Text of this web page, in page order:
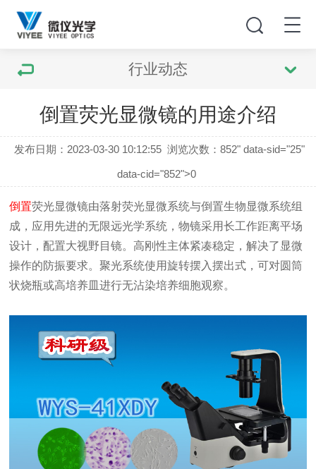
行业动态
倒置荧光显微镜的用途介绍
发布日期：2023-03-30 10:12:55 浏览次数：852" data-sid="25"
data-cid="852">0
倒置荧光显微镜由落射荧光显微系统与倒置生物显微系统组
成，应用先进的无限远光学系统，物镜采用长工作距离平场
设计，配置大视野目镜。高刚性主体紧凑稳定，解决了显微
操作的防振要求。聚光系统使用旋转摆入摆出式，可对圆筒
状烧瓶或高培养皿进行无沾染培养细胞观察。